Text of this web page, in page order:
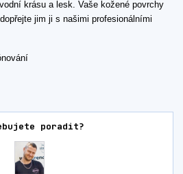
krásu a lesk. Vaše kožené povrchy
jim ji s našimi profesionálními
poradit?